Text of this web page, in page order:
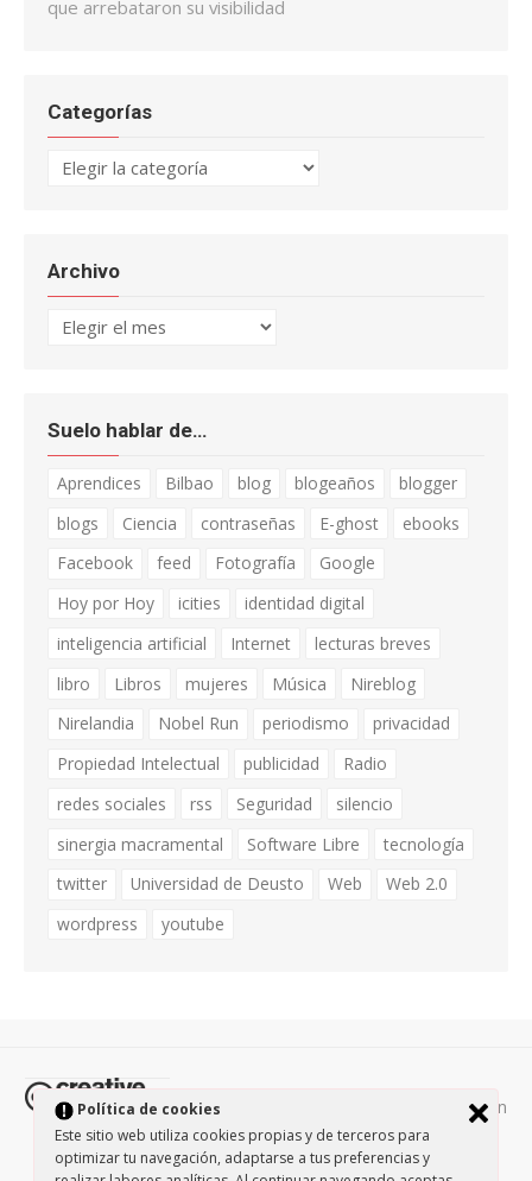
Política de cookies
Este sitio web utiliza cookies propias y de terceros para
optimizar tu navegación, adaptarse a tus preferencias y
que arrebataron su visibilidad
Categorías
Categorías
Archivo
Archivo
Suelo hablar de…
Aprendices Bilbao blog blogeaños
blogger
blogs
Ciencia contraseñas E-ghost
ebooks
Facebook
feed Fotografía
Google
Hoy por Hoy
icities
identidad digital
inteligencia artificial
Internet
lecturas breves
libro
Libros mujeres Música
Nireblog
Nirelandia
Nobel Run periodismo
privacidad
Propiedad Intelectual
publicidad
Radio
redes sociales
rss Seguridad
silencio
sinergia macramental
Software Libre
tecnología
twitter
Universidad de Deusto Web
Web 2.0
wordpress
youtube
Todos los contenidos de esta página están
protegidos por la licencia Creative Commons Attribution-
NonCommercial-ShareAlike 3.0. / Política de privacidad